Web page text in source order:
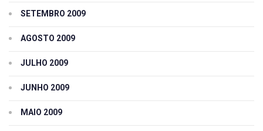
SETEMBRO 2009
AGOSTO 2009
JULHO 2009
JUNHO 2009
MAIO 2009